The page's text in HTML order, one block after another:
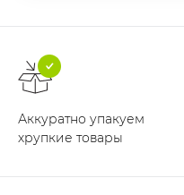
Аккуратно упакуем
хрупкие товары